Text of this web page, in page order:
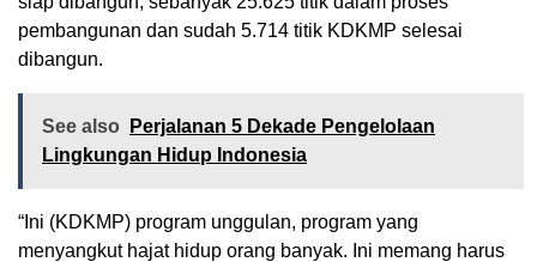
pembangunan dan sudah 5.714 titik KDKMP selesai
dibangun.
See also
Perjalanan 5 Dekade Pengelolaan
Lingkungan Hidup Indonesia
“Ini (KDKMP) program unggulan, program yang
menyangkut hajat hidup orang banyak. Ini memang harus